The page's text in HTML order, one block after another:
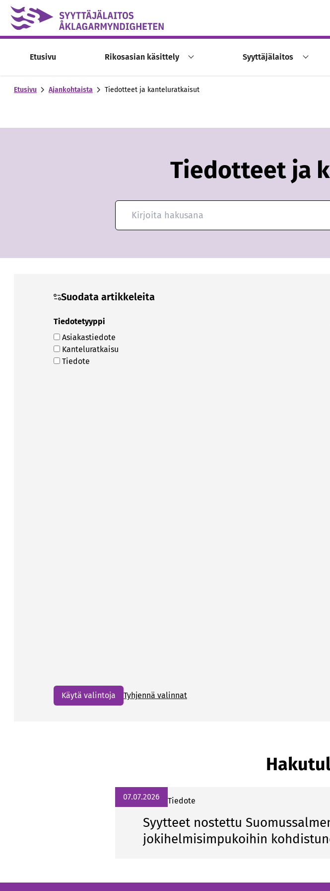
Skip to content -saavutettavuusohje
Etusivu Rikosasian käsittely Syyttäjälaitos
Etusivu Ajankohtaista Tiedotteet ja kanteluratkaisut
Tiedotteet ja
Hae ajankohtaisia artikkeleita
Suodata artikkeleita
Tiedotetyyppi
Asiakastiedote
Kanteluratkaisu
Tiedote
Käytä valintoja Tyhjennä valinnat
07.07.2026 Tiedote
Syytteet nostettu
jokihelmisimpukoihin